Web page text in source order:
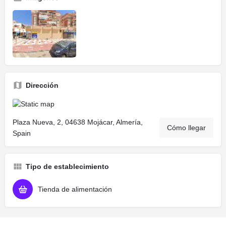
Dirección
Plaza Nueva, 2, 04638 Mojácar, Almería,
Spain
Cómo llegar
Tipo de establecimiento
Tienda de alimentación